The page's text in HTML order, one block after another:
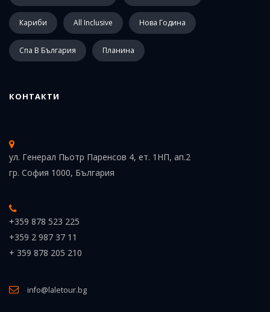
Кариби All Inclusive Нова Година
Спа В България Планина
КОНТАКТИ
ул. Генерал Пьотр Паренсов 4, ет. 1НП, ап.2
гр. София 1000, България
+359 878 523 225
+359 2 987 37 11
+ 359 878 205 210
info@laletour.bg